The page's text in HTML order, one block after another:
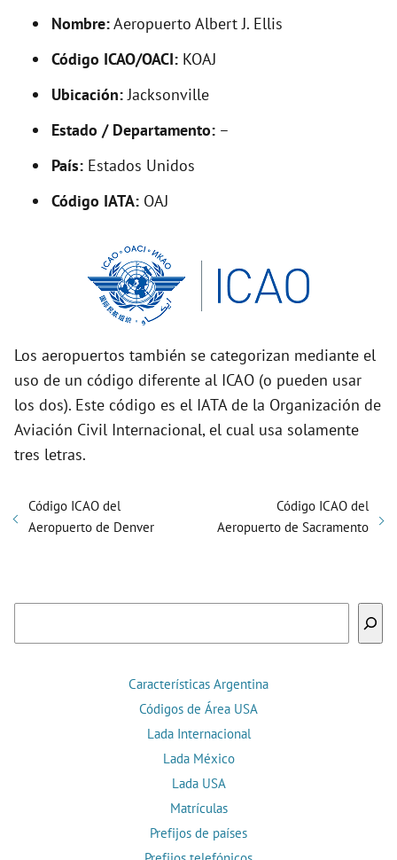
y
i
Nombre:Aeropuerto Albert J. Ellis
Código ICAO/OACI: KOAJ
Ubicación:Jacksonville
Estado / Departamento: –
País: Estados Unidos
Código IATA: OAJ
Los aeropuertos también se categorizan mediante el
uso de un código diferente al ICAO (o pueden usar
los dos). Este código es el IATA de la Organización de
Aviación Civil Internacional, el cual usa solamente
tres letras.
Código ICAO del
Aeropuerto de Denver
Código ICAO del
Aeropuerto de Sacramento
Características Argentina
Códigos de Área USA
Lada Internacional
Lada México
Lada USA
Matrículas
Prefijos de países